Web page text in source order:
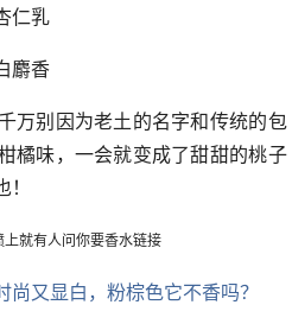
仁乳
麝香
万别因为老土的名字和传统的包
橘味，一会就变成了甜甜的桃子
又显白，粉棕色它不香吗？